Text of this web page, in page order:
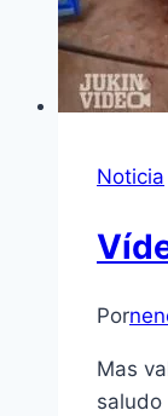
Noticia
Por
Mas
saludo